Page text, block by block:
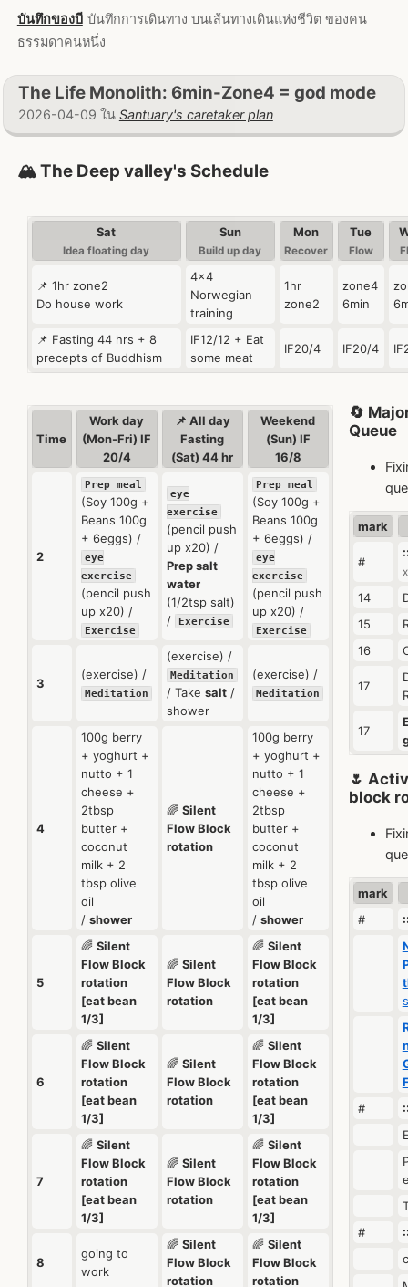
บันทึกของบี บันทึกการเดินทาง บนเส้นทางเดินแห่งชีวิต ของคน
ธรรมดาคนหนึ่ง
The Life Monolith: 6min-Zone4 = god mode
2026-04-09 ใน Santuary's caretaker plan
🏔️ The Deep valley's Schedule
Sat
Idea floating day
Sun
Build up day
Mon
Recover
Tue
Flow
📌 1hr zone2
Do house work
4x4
Norwegian
training
1hr
zone2
zone4
6min
📌 Fasting 44 hrs + 8
precepts of Buddhism
IF12/12 + Eat
some meat
IF20/4 IF20/4
Time
Work day
(Mon-Fri) IF
20/4
📌 All day
Fasting
(Sat) 44 hr
Weekend
(Sun) IF
16/8
2
Prep meal
(Soy 100g +
Beans 100g
+ 6eggs) /
eye
exercise
(pencil push
up x20) /
Exercise
eye
exercise
(pencil push
up x20) /
Prep salt
water
(1/2tsp salt)
/
Exercise
Prep meal
(Soy 100g +
Beans 100g
+ 6eggs) /
eye
exercise
(pencil push
up x20) /
Exercise
3
(exercise) /
Meditation
(exercise) /
Meditation
/ Take salt/
shower
(exercise) /
Meditation
4
100g berry
+ yoghurt +
nutto + 1
cheese +
2tbsp
butter +
coconut
milk + 2
tbsp olive
oil
/ shower
🌈 Silent
Flow Block
rotation
100g berry
+ yoghurt +
nutto + 1
cheese +
2tbsp
butter +
coconut
milk + 2
tbsp olive
oil
/ shower
5
🌈 Silent
Flow Block
rotation
[eat bean
1/3]
🌈 Silent
Flow Block
rotation
🌈 Silent
Flow Block
rotation
[eat bean
1/3]
6
🌈 Silent
Flow Block
rotation
[eat bean
1/3]
🌈 Silent
Flow Block
rotation
🌈 Silent
Flow Block
rotation
[eat bean
1/3]
7
🌈 Silent
Flow Block
rotation
[eat bean
1/3]
🌈 Silent
Flow Block
rotation
🌈 Silent
Flow Block
rotation
[eat bean
1/3]
8
going to
work
🌈 Silent
Flow Block
rotation
🌈 Silent
Flow Block
rotation
🔄
Queue
mark
#
14
15
16
17
17
🌷
block
mark
#
#
#